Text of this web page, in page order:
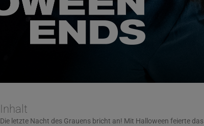
Inhalt
Die letzte Nacht des Grauens bricht an! Mit Halloween feierte